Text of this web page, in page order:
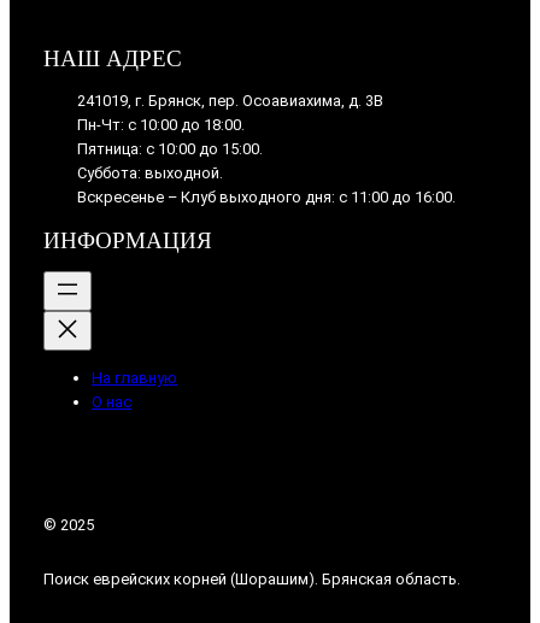
НАШ АДРЕС
241019, г. Брянск, пер. Осоавиахима, д. 3В
Пн-Чт: с 10:00 до 18:00.
Пятница: с 10:00 до 15:00.
Суббота: выходной.
Вскресенье – Клуб выходного дня: с 11:00 до 16:00.
ИНФОРМАЦИЯ
На главную
О нас
© 2025
Поиск еврейских корней (Шорашим). Брянская область.